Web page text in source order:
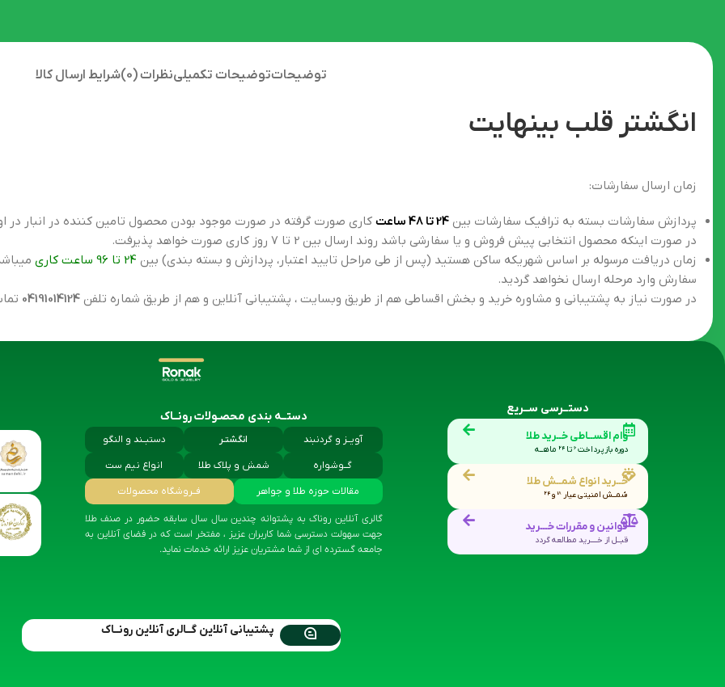
توضیحاتتوضیحات تکمیلینظرات (0) شرایط ارسال کالا
انگشتر قلب بینهایت
زمان ارسال سفارشات:
پردازش سفارشات بسته به ترافیک سفارشات بین 24 تا 48 ساعت
کاری صورت گرفته در صورت موجود بودن محصول تامین کننده در انبار
در صورت اینکه محصول انتخابی پیش فروش و یا سفارشی باشد روند ارسال بین 2 تا 7 روز کاری صورت خواهد پذیرفت.
زمان دریافت مرسوله بر اساس شهریکه ساکن هستید (پس از طی مراحل تایید اعتبار، پردازش و بسته بندی) بین 24 تا 96 ساعت کاری
سفارش وارد مرحله ارسال نخواهد گردید.
در صورت نیاز به پشتیبانی و مشاوره خرید و بخش اقساطی هم از طریق وبسایت ، پشتیبانی آنلاین و هم از طریق شماره تلفن 04191014124
دستــرسی ســریع
وام اقســاطی خــرید طلا
دوره بازپرداخت 6 تا 24 ماهــه
خــرید انواع شمــش طلا
شمــش امنیتی عیار 18 و 24
قوانین و مقررات خـــرید
قبــل از خــــرید مطالعه گردد
دستــه بندی محصـولات رونــاک
آویــز و گردنبند انگشتـر
دستبــند و النگو
گــوشواره
شمش و پلاک طلا
انواع نیم ست
مقالات حوزه طلا و جواهر
فــروشگاه محصولات
گالری آنلاین روناک به پشتوانه چندین سال سال سابقه حضور در صنف طلا
جهت سهولت دسترسی شما کاربران عزیز ، مفتخر است که در فضای آنلاین به
جامعه گسترده ای از شما مشتریان عزیز ارائه خدمات نماید.
پشتیبانی آنلاین گــالری آنلاین رونــاک